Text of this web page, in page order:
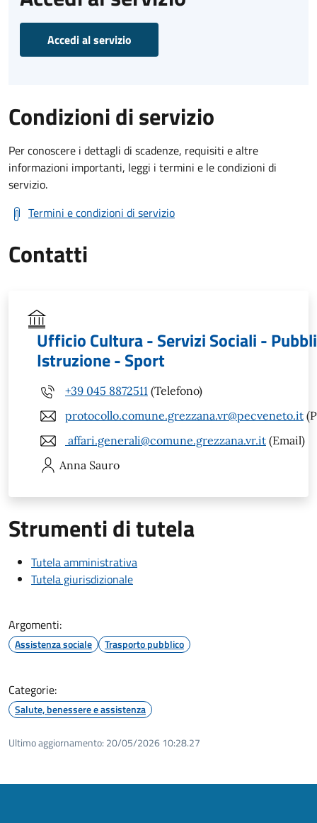
Accedi al servizio
Condizioni di servizio
Per conoscere i dettagli di scadenze, requisiti e altre
informazioni importanti, leggi i termini e le condizioni di
servizio.
Termini e condizioni di servizio
Contatti
Ufficio Cultura - Servizi Sociali -
Istruzione - Sport
+39 045 8872511 (Telefono)
protocollo.comune.grezzana.vr@pecveneto.it
affari.generali@comune.grezzana.vr.it (Email)
Anna Sauro
Strumenti di tutela
Tutela amministrativa
Tutela giurisdizionale
Argomenti:
Assistenza sociale Trasporto pubblico
Categorie:
Salute, benessere e assistenza
Ultimo aggiornamento: 20/05/2026 10:28.27